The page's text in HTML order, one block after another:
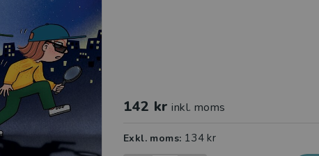
142 kr inkl. moms
Exkl. moms: 134 kr